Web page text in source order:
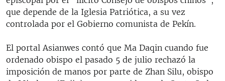
que depende de la Iglesia Patriótica, a su vez
controlada por el Gobierno comunista de Pekín.
El portal Asianwes contó que Ma Daqin cuando fue
ordenado obispo el pasado 5 de julio rechazó la
imposición de manos por parte de Zhan Silu, obispo